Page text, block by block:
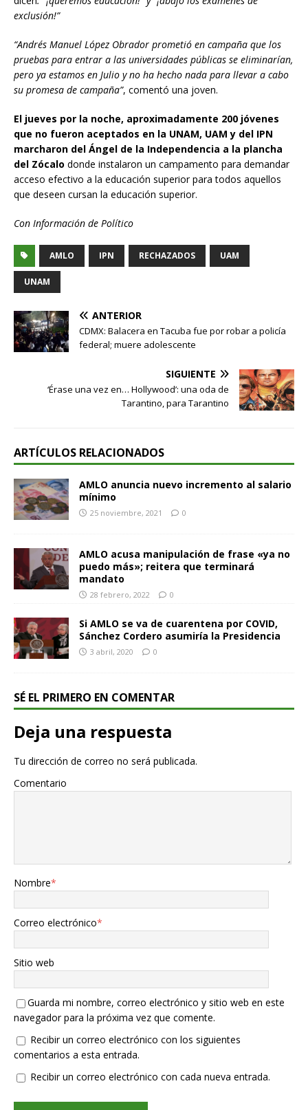
exclusión!”
“Andrés Manuel López Obrador prometió en campaña que los
pruebas para entrar a las universidades públicas se eliminarían,
pero ya estamos en Julio y no ha hecho nada para llevar a cabo
su promesa de campaña”, comentó una joven.
El jueves por la noche, aproximadamente 200 jóvenes
que no fueron aceptados en la UNAM, UAM y del IPN
marcharon del Ángel de la Independencia a la plancha
del Zócalo donde instalaron un campamento para demandar
acceso efectivo a la educación superior para todos aquellos
que deseen cursan la educación superior.
Con Información de Político
AMLO IPN RECHAZADOS UAM
UNAM
ANTERIOR
CDMX: Balacera en Tacuba fue por robar a policía
federal; muere adolescente
SIGUIENTE
‘Érase una vez en… Hollywood’: una oda de
Tarantino, para Tarantino
ARTÍCULOS RELACIONADOS
AMLO anuncia nuevo incremento al salario
mínimo
25 noviembre, 2021 0
AMLO acusa manipulación de frase «ya no
puedo más»; reitera que terminará
mandato
28 febrero, 2022 0
Si AMLO se va de cuarentena por COVID,
Sánchez Cordero asumiría la Presidencia
3 abril, 2020 0
SÉ EL PRIMERO EN COMENTAR
Deja una respuesta
Tu dirección de correo no será publicada.
Comentario
Nombre*
Correo electrónico*
Sitio web
Guarda mi nombre, correo electrónico y sitio web en este
navegador para la próxima vez que comente.
Recibir un correo electrónico con los siguientes
comentarios a esta entrada.
Recibir un correo electrónico con cada nueva entrada.